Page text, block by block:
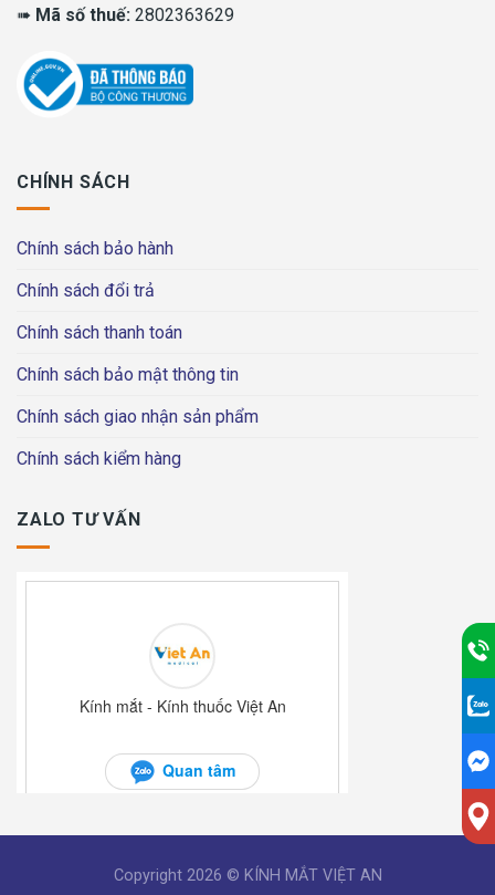
➠ Mã số thuế: 2802363629
CHÍNH SÁCH
Chính sách bảo hành
Chính sách đổi trả
Chính sách thanh toán
Chính sách bảo mật thông tin
Chính sách giao nhận sản phẩm
Chính sách kiểm hàng
ZALO TƯ VẤN
Copyright 2026 © KÍNH MẮT VIỆT AN